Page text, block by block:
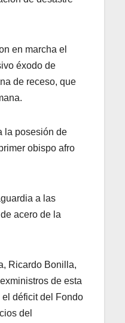
en marcha el
éxodo de
de receso, que
la posesión de
obispo afro
a las
acero de la
Ricardo Bonilla,
de esta
déficit del Fondo
del